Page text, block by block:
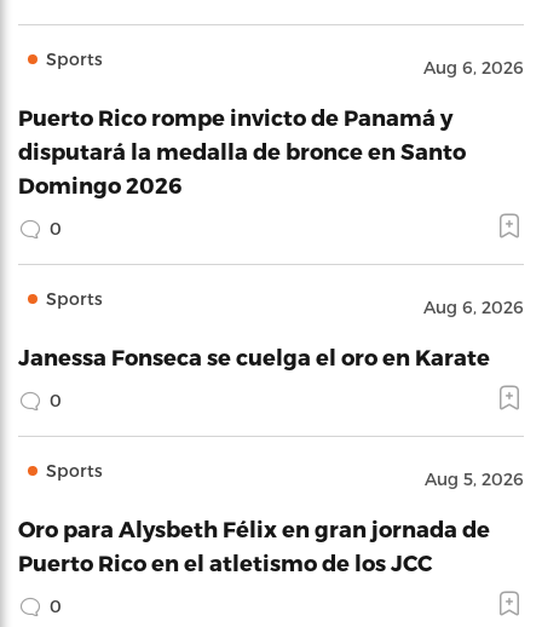
Sports Aug 6, 2026
Puerto Rico rompe invicto de Panamá y
disputará la medalla de bronce en Santo
Domingo 2026
0
Sports Aug 6, 2026
Janessa Fonseca se cuelga el oro en Karate
0
Sports Aug 5, 2026
Oro para Alysbeth Félix en gran jornada de
Puerto Rico en el atletismo de los JCC
0